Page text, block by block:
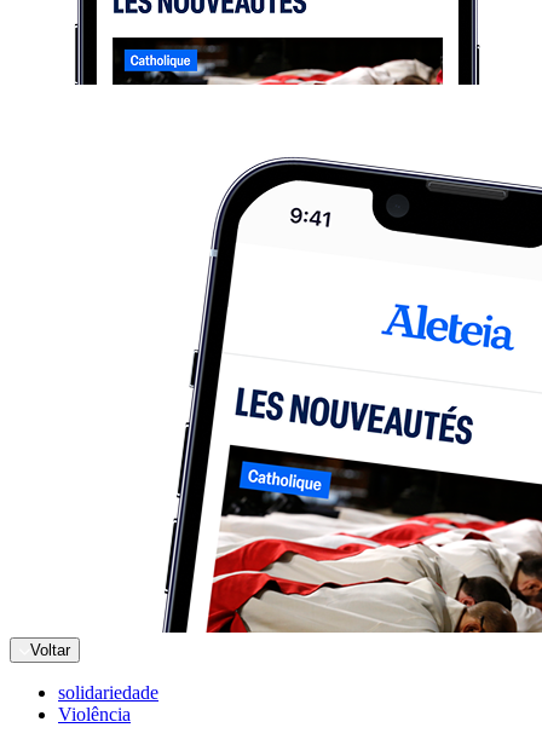
Voltar
solidariedade
Violência